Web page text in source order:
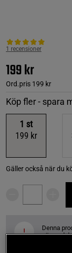
1 recensioner
199 kr
Ord.pris 199 kr
Köp fler - spara
1 st
199 kr
Gäller också när du
!
Denna
när